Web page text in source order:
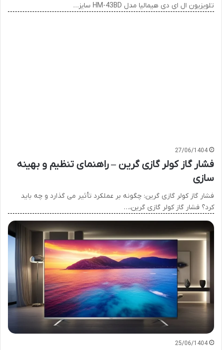
تلویزیون ال ای دی هیمالیا مدل HM-43BD سایز…
27/06/1404
فشار گاز کولر گازی گرین – راهنمای تنظیم و بهینه
سازی
فشار گاز کولر گازی گرین: چگونه بر عملکرد تأثیر می گذارد و چه باید
کرد؟ فشار گاز کولر گازی گرین،…
25/06/1404